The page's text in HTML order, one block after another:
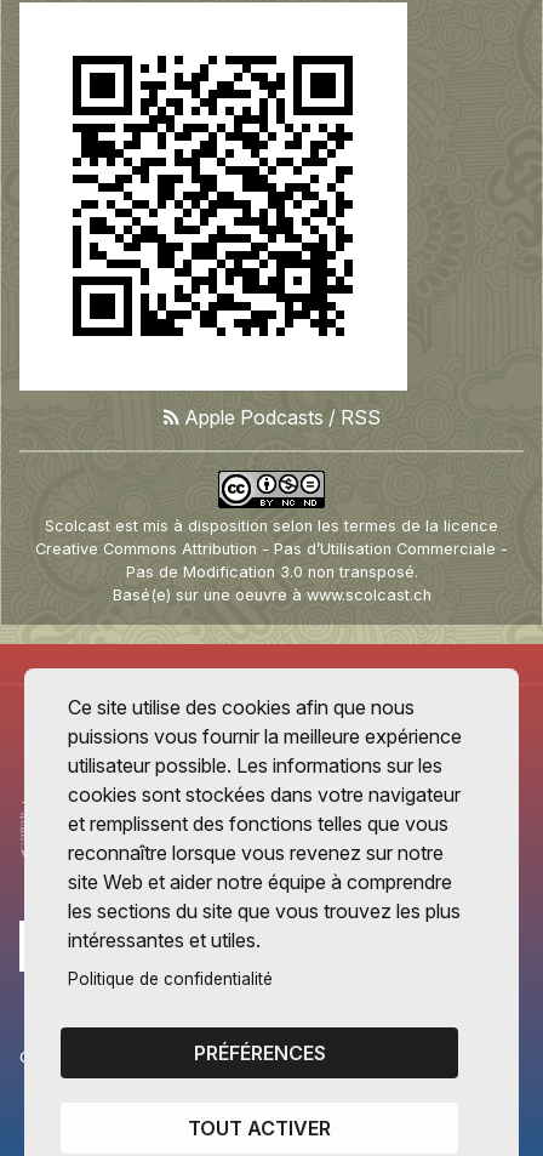
Apple Podcasts / RSS
Scolcast est mis à disposition selon les termes de la licence
Creative Commons Attribution - Pas d’Utilisation Commerciale -
Pas de Modification 3.0 non transposé.
Basé(e) sur une oeuvre à www.scolcast.ch
CANTONS PARTENAIRES
Vaud
Ce site utilise des cookies afin que nous
puissions vous fournir la meilleure expérience
utilisateur possible. Les informations sur les
cookies sont stockées dans votre navigateur
et remplissent des fonctions telles que vous
reconnaître lorsque vous revenez sur notre
site Web et aider notre équipe à comprendre
les sections du site que vous trouvez les plus
intéressantes et utiles.
Politique de confidentialité
PRÉFÉRENCES
TOUT ACTIVER